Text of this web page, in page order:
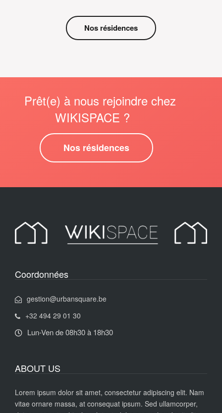
Nos résidences
Prêt(e) à nous rejoindre chez
WIKISPACE ?
Nos résidences
Coordonnées
gestion@urbansquare.be
+32 494 29 01 30
Lun-Ven de 08h30 à 18h30
ABOUT US
Lorem ipsum dolor sit amet, consectetur adipiscing elit. Nam
vitae ornare massa, at consequat ipsum. Sed ullamcorper,